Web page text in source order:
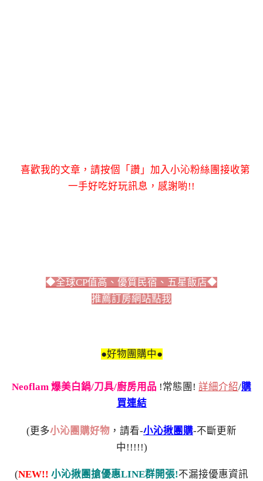
喜歡我的文章，請按個「讚」加入小沁粉絲團接收第
一手好吃好玩訊息，感謝喲!!
◆全球CP值高、優質民宿、五星飯店◆
推薦訂房網站點我
●好物團購中●
Neoflam 爆美白鍋/刀具/廚房用品 !常態團! 詳細介紹/購
買連結
(更多小沁團購好物 ，請看-小沁揪團購-不斷更新
中!!!!!)
(NEW!! 小沁揪團搶優惠LINE群開張!不漏接優惠資訊